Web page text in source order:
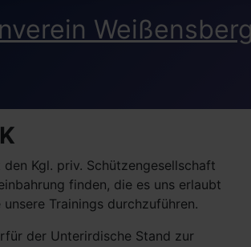
Kgl. priv. Schützengesellschaft
finden, die es uns erlaubt
Trainings durchzuführen.
der Unterirdische Stand zur